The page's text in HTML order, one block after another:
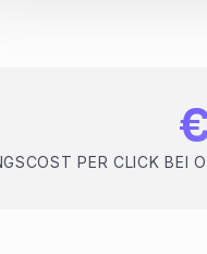
COST PER CLICK BEI